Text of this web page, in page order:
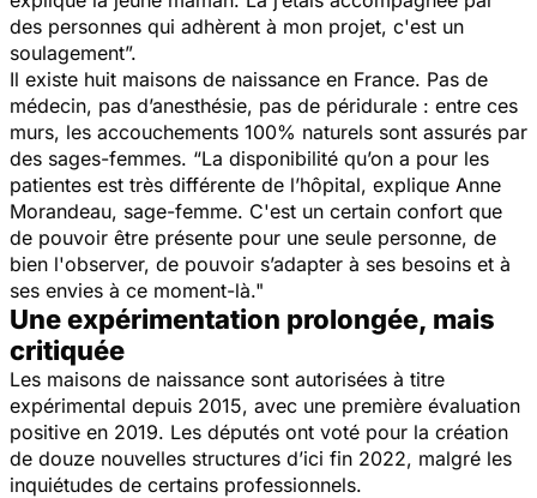
des personnes qui adhèrent à mon projet, c'est un
soulagement”.
Il existe huit maisons de naissance en France. Pas de
médecin, pas d’anesthésie, pas de péridurale : entre ces
murs, les accouchements 100% naturels sont assurés par
des sages-femmes. “La disponibilité qu’on a pour les
patientes est très différente de l’hôpital, explique Anne
Morandeau, sage-femme. C'est un certain confort que
de pouvoir être présente pour une seule personne, de
bien l'observer, de pouvoir s’adapter à ses besoins et à
ses envies à ce moment-là."
Une expérimentation prolongée, mais
critiquée
Les maisons de naissance sont autorisées à titre
expérimental depuis 2015, avec une première évaluation
positive en 2019. Les députés ont voté pour la création
de douze nouvelles structures d’ici fin 2022, malgré les
inquiétudes de certains professionnels.